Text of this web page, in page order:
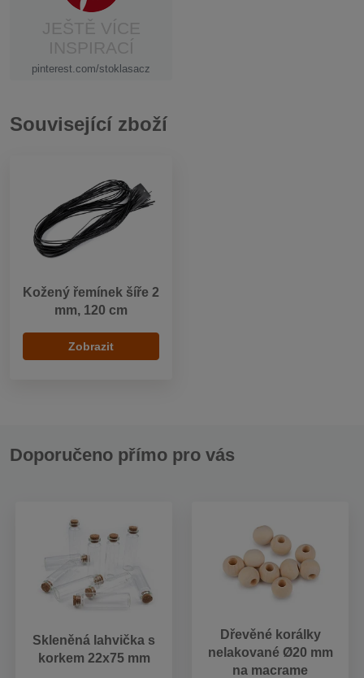
pinterest.com/stoklasacz
Související zboží
Kožený řemínek šíře 2
mm, 120 cm
Zobrazit
Doporučeno přímo pro vás
Skleněná lahvička s
korkem 22x75 mm
Dřevěné korálky
nelakované Ø20 mm
na macrame